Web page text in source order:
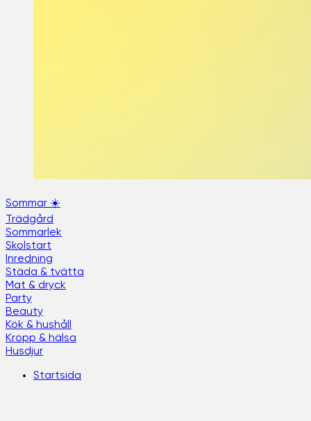
Sommar ☀️
Trädgård
Sommarlek
Skolstart
Inredning
Städa & tvätta
Mat & dryck
Party
Beauty
Kök & hushåll
Kropp & hälsa
Husdjur
Startsida